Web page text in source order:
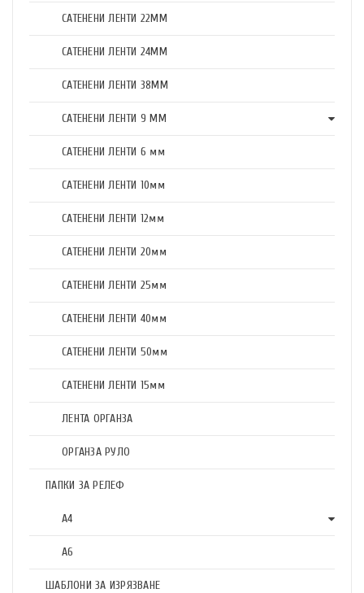
САТЕНЕНИ ЛЕНТИ 22ММ
САТЕНЕНИ ЛЕНТИ 24ММ
САТЕНЕНИ ЛЕНТИ 38ММ
САТЕНЕНИ ЛЕНТИ 9 ММ
САТЕНЕНИ ЛЕНТИ 6 мм
САТЕНЕНИ ЛЕНТИ 10мм
САТЕНЕНИ ЛЕНТИ 12мм
САТЕНЕНИ ЛЕНТИ 20мм
САТЕНЕНИ ЛЕНТИ 25мм
САТЕНЕНИ ЛЕНТИ 40мм
САТЕНЕНИ ЛЕНТИ 50мм
САТЕНЕНИ ЛЕНТИ 15мм
ЛЕНТА ОРГАНЗА
ОРГАНЗА РУЛО
ПАПКИ ЗА РЕЛЕФ
А4
А6
ШАБЛОНИ ЗА ИЗРЯЗВАНЕ